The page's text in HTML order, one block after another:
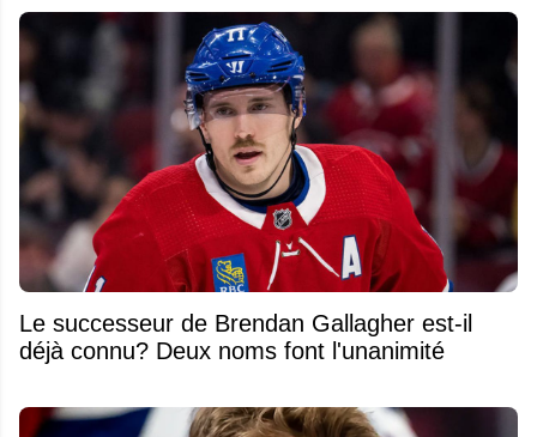
Le successeur de Brendan Gallagher est-il
déjà connu? Deux noms font l'unanimité